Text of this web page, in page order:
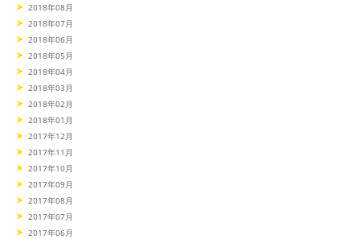
2018年08月
2018年07月
2018年06月
2018年05月
2018年04月
2018年03月
2018年02月
2018年01月
2017年12月
2017年11月
2017年10月
2017年09月
2017年08月
2017年07月
2017年06月